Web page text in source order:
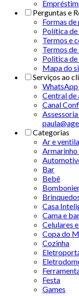
Perguntas e
Formas
Política
Termos e
Termos
Politica
Mapa do
Serviços ao
Central
Canal
Categorias
Ar e
Bar
Bebê
Casa
Cama e
Celulares
Copa do
Cozinha
Festa
Games